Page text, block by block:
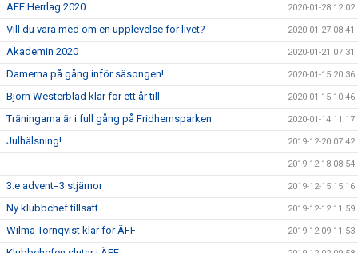
ÄFF Herrlag 2020 2020-01-28 12:02
Vill du vara med om en upplevelse för livet? 2020-01-27 08:41
Akademin 2020 2020-01-21 07:31
Damerna på gång inför säsongen! 2020-01-15 20:36
Björn Westerblad klar för ett år till 2020-01-15 10:46
Träningarna är i full gång på Fridhemsparken 2020-01-14 11:17
Julhälsning! 2019-12-20 07:42
2019-12-18 08:54
3:e advent=3 stjärnor 2019-12-15 15:16
Ny klubbchef tillsatt. 2019-12-12 11:59
Wilma Törnqvist klar för ÄFF 2019-12-09 11:53